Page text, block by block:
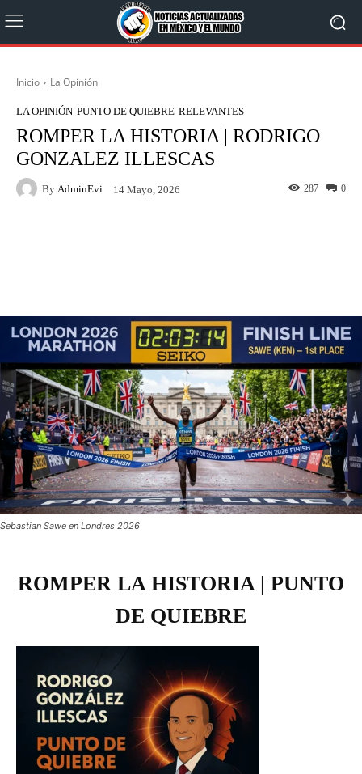
Inicio La Opinión
LA OPINIÓN PUNTO DE QUIEBRE RELEVANTES
ROMPER LA HISTORIA | RODRIGO
GONZALEZ ILLESCAS
By AdminEvi 14 Mayo, 2026 0
287
Sebastian Sawe en Londres 2026
ROMPER LA HISTORIA | PUNTO
DE QUIEBRE